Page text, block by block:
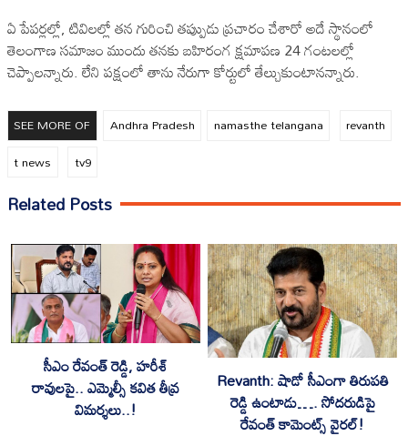
ఏ పేపర్లల్లో, టివిలల్లో తన గురించి తప్పుుడు ప్రచారం చేశారో అదే స్థానంలో
తెలంగాణ సమాజం ముందు తనకు బహిరంగ క్షమాపణ 24 గంటలల్లో
చెప్పాలన్నారు. లేని పక్షంలో తాను నేరుగా కోర్టులో తేల్చుకుంటానన్నారు.
SEE MORE OF Andhra Pradesh namasthe telangana
revanth
t news
tv9
Related Posts
సీఎం రేవంత్ రెడ్డి, హరీశ్
రావులపై.. ఎమ్మెల్సీ కవిత తీవ్ర
విమర్శలు..!
Revanth: షాడో సీఎంగా తిరుపతి
రెడ్డి ఉంటాడు…. సోదరుడిపై
రేవంత్ కామెంట్స్ వైరల్!